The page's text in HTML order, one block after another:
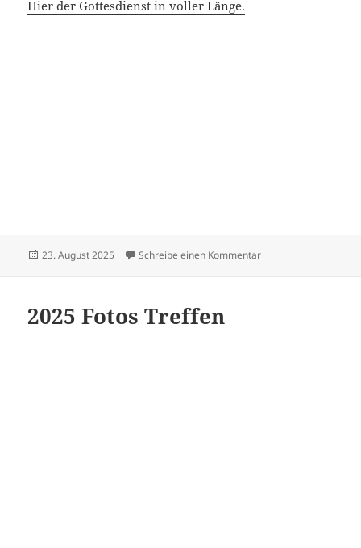
Hier der Gottesdienst in voller Länge.
Veröffentlicht
23. August 2025 Schreibe einen Kommentarzu Sängerfest in
2025 Fotos Treffen